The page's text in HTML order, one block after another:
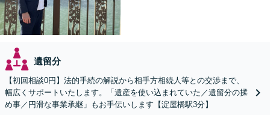
遺留分
【初回相談0円】法的手続の解説から相手方相続人等との交渉まで、
幅広くサポートいたします。「遺産を使い込まれていた／遺留分の揉
め事／円滑な事業承継」もお手伝いします【淀屋橋駅3分】